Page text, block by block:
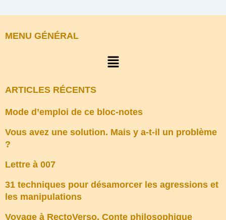
MENU GÉNÉRAL
Menu
ARTICLES RÉCENTS
Mode d’emploi de ce bloc-notes
Vous avez une solution. Mais y a-t-il un problème
?
Lettre à 007
31 techniques pour désamorcer les agressions et
les manipulations
Voyage à RectoVerso. Conte philosophique